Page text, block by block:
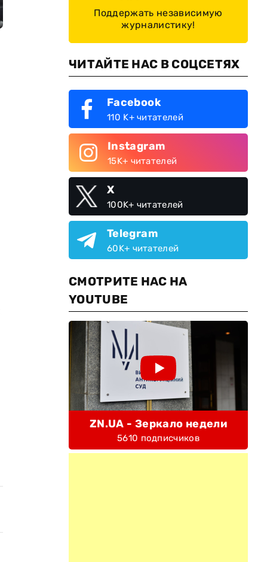
Поддержать независимую
журналистику!
ЧИТАЙТЕ НАС В СОЦСЕТЯХ
Facebook
110 K+ читателей
Instagram
15K+ читателей
X
100K+ читателей
Telegram
60K+ читателей
СМОТРИТЕ НАС НА
YOUTUBE
ZN.UA - Зеркало недели
5610 подписчиков